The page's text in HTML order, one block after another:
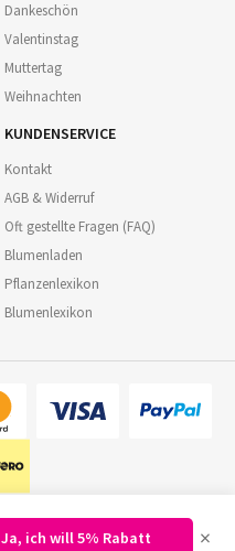
Dankeschön
Valentinstag
Muttertag
Weihnachten
KUNDENSERVICE
Kontakt
AGB & Widerruf
Oft gestellte Fragen (FAQ)
Blumenladen
Pflanzenlexikon
Blumenlexikon
Ja, ich will 5% Rabatt ×